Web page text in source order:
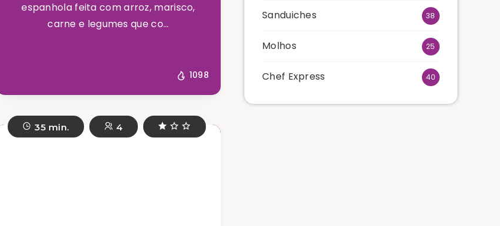
espanhola feita com arroz, marisco,
carne e legumes que co...
1098
35 min. 4
Sanduiches 38
Molhos 25
Chef Express 40